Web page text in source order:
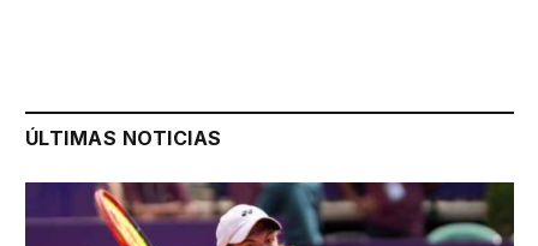
ÚLTIMAS NOTICIAS